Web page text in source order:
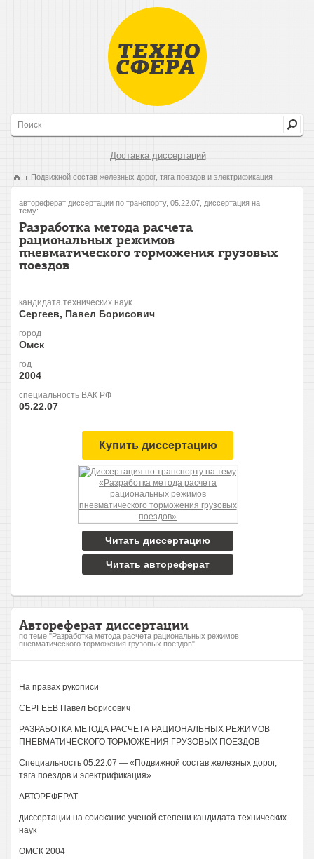
Доставка диссертаций
Подвижной состав железных дорог, тяга поездов и электрификация
автореферат диссертации по транспорту, 05.22.07, диссертация на
тему:
Разработка метода расчета
рациональных режимов
пневматического торможения грузовых
поездов
кандидата технических наук
Сергеев, Павел Борисович
город
Омск
год
2004
специальность ВАК РФ
05.22.07
Купить диссертацию
Читать диссертацию
Читать автореферат
Автореферат диссертации
по теме "Разработка метода расчета рациональных режимов
пневматического торможения грузовых поездов"
На правах рукописи
СЕРГЕЕВ Павел Борисович
РАЗРАБОТКА МЕТОДА РАСЧЕТА РАЦИОНАЛЬНЫХ РЕЖИМОВ
ПНЕВМАТИЧЕСКОГО ТОРМОЖЕНИЯ ГРУЗОВЫХ ПОЕЗДОВ
Специальность 05.22.07 — «Подвижной состав железных дорог,
тяга поездов и электрификация»
АВТОРЕФЕРАТ
диссертации на соискание ученой степени кандидата технических
наук
ОМСК 2004